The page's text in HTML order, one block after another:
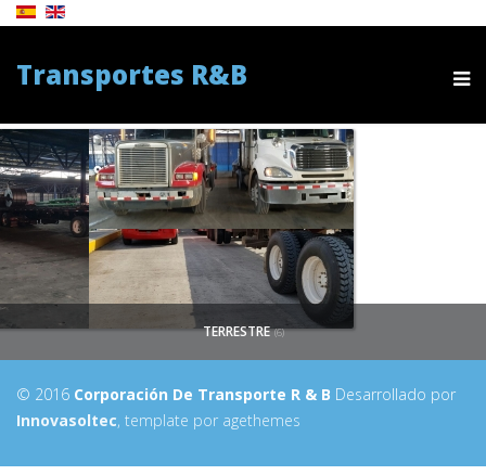
Transportes R&B
TERRESTRE (6)
© 2016 Corporación De Transporte R & B Desarrollado por
Innovasoltec, template por agethemes